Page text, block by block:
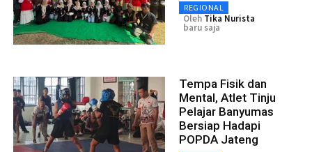
REGIONAL
Oleh Tika Nurista
baru saja
Tempa Fisik dan
Mental, Atlet Tinju
Pelajar Banyumas
Bersiap Hadapi
POPDA Jateng